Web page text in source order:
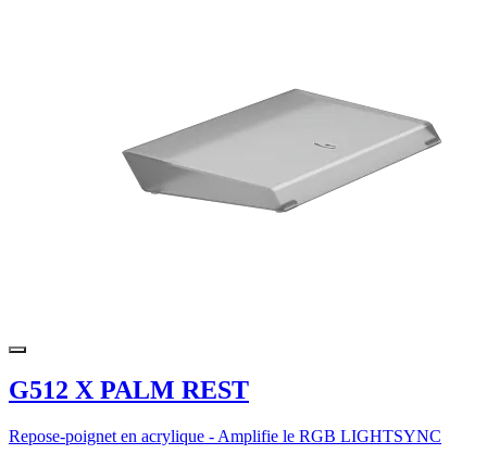
G512 X PALM REST
Repose-poignet en acrylique - Amplifie le RGB LIGHTSYNC